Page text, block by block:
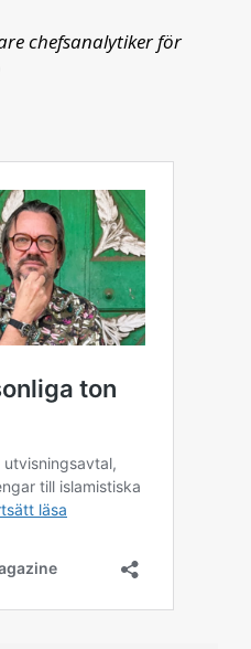
chefsanalytiker för